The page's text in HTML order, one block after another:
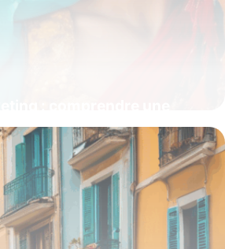
puissante